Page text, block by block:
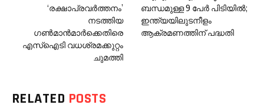
‘രക്ഷാപ്രവര്‍ത്തനം’
നടത്തിയ
ഗണ്‍മാന്‍മാര്‍ക്കെതിരെ
എസ്‌ഐടി വധശ്രമക്കുറ്റം
ചുമത്തി
ബന്ധമുള്ള 9 പേർ പിടിയിൽ;
ഇന്ത്യയിലുടനീളം
ആക്രമണത്തിന് പദ്ധതി
RELATED POSTS